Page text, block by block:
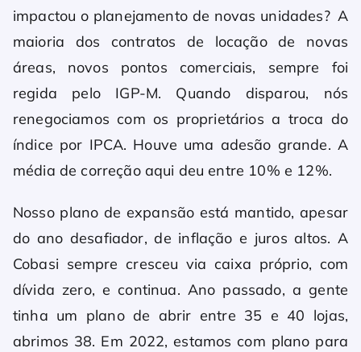
impactou o planejamento de novas unidades? A
maioria dos contratos de locação de novas
áreas, novos pontos comerciais, sempre foi
regida pelo IGP-M. Quando disparou, nós
renegociamos com os proprietários a troca do
índice por IPCA. Houve uma adesão grande. A
média de correção aqui deu entre 10% e 12%.
Nosso plano de expansão está mantido, apesar
do ano desafiador, de inflação e juros altos. A
Cobasi sempre cresceu via caixa próprio, com
dívida zero, e continua. Ano passado, a gente
tinha um plano de abrir entre 35 e 40 lojas,
abrimos 38. Em 2022, estamos com plano para